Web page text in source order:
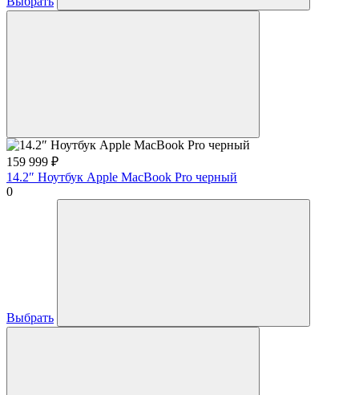
159 999 ₽
14.2″ Ноутбук Apple MacBook Pro черный
0
Выбрать